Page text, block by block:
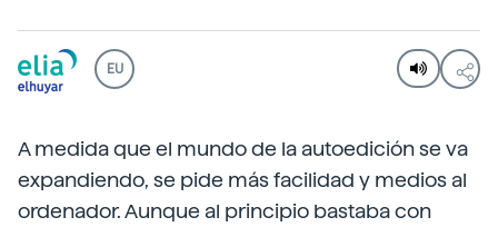
EU
A medida que el mundo de la autoedición se va
expandiendo, se pide más facilidad y medios al
ordenador. Aunque al principio bastaba con